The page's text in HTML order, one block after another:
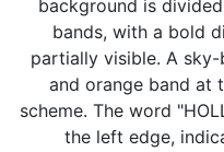
background is
bands, with a bold
partially visible. A
and orange band at
scheme. The word
the left edge,